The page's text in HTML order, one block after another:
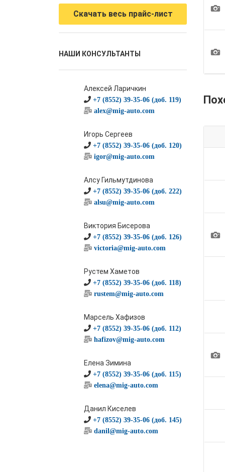
Скачать весь прайс-лист
НАШИ КОНСУЛЬТАНТЫ
Алексей Ларичкин
+7 (8552) 39-35-06 (доб. 119)
alex@mig-auto.com
Игорь Сергеев
+7 (8552) 39-35-06 (доб. 120)
igor@mig-auto.com
Алсу Гильмутдинова
+7 (8552) 39-35-06 (доб. 222)
alsu@mig-auto.com
Виктория Бисерова
+7 (8552) 39-35-06 (доб. 126)
victoria@mig-auto.com
Рустем Хаметов
+7 (8552) 39-35-06 (доб. 118)
rustem@mig-auto.com
Марсель Хафизов
+7 (8552) 39-35-06 (доб. 112)
hafizov@mig-auto.com
Елена Зимина
+7 (8552) 39-35-06 (доб. 115)
elena@mig-auto.com
Данил Киселев
+7 (8552) 39-35-06 (доб. 145)
danil@mig-auto.com
1
1
1
1